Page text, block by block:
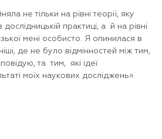
не тільки на рівні теорії, яку
практиці, а й на рівні
мені особисто. Я опинилася в
де не було відмінностей між тим,
та тим, які ідеї
моїх наукових досліджень».